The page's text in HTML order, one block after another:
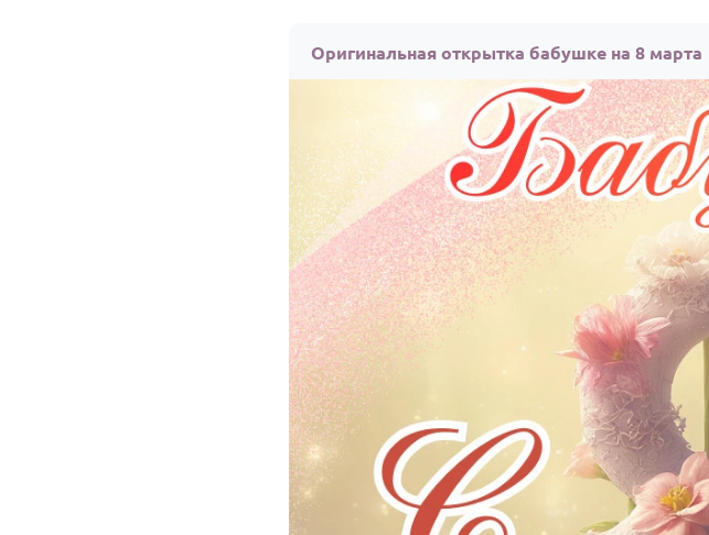
Оригинальная открытка бабушке на 8 марта